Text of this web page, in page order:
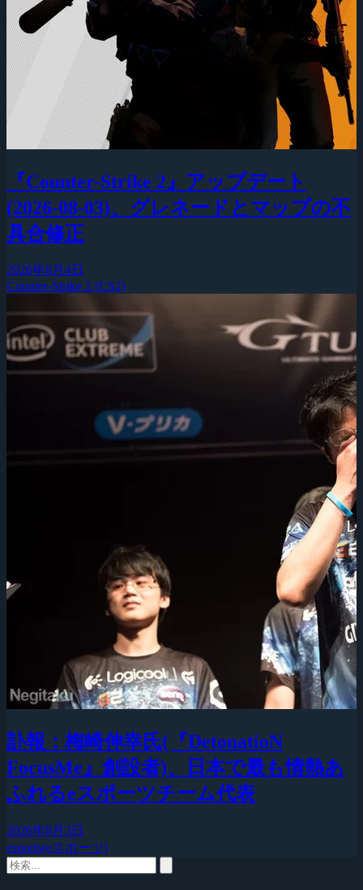
『Counter-Strike 2』アップデート
(2026-08-03)、グレネードとマップの不
具合修正
2026年8月4日
Counter-Strike 2 (CS2)
訃報：梅崎伸幸氏(『DetonatioN
FocusMe』創設者)、日本で最も情熱あ
ふれるeスポーツチーム代表
2026年8月3日
esports(eスポーツ)